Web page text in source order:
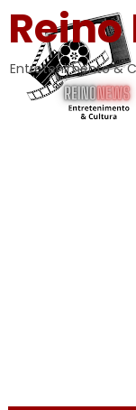
Reino
Entretenimento &